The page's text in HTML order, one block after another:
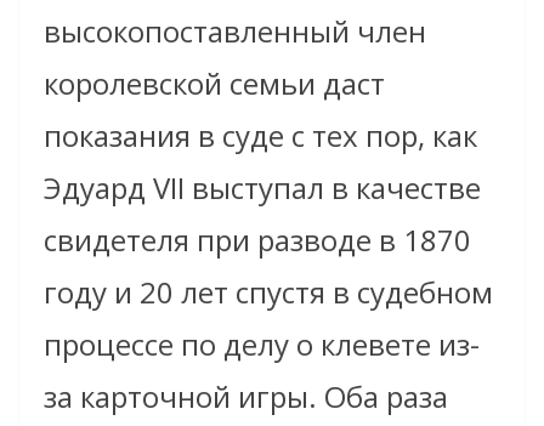
высокопоставленный член
королевской семьи даст
показания в суде с тех пор, как
Эдуард VII выступал в качестве
свидетеля при разводе в 1870
году и 20 лет спустя в судебном
процессе по делу о клевете из-
за карточной игры. Оба раза